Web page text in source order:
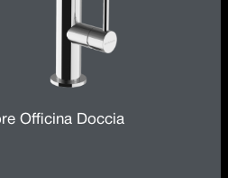
Officina Doccia